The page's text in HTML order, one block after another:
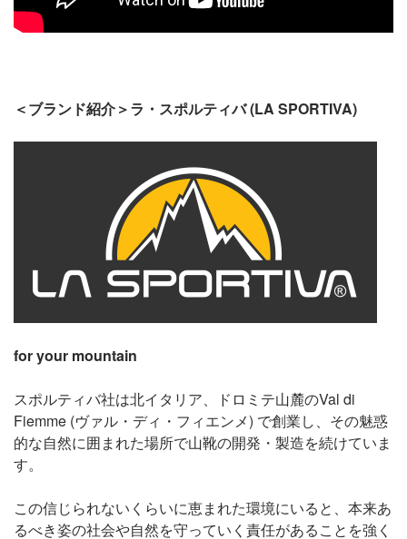
＜ブランド紹介＞ラ・スポルティバ (LA SPORTIVA)
for your mountain
スポルティバ社は北イタリア、ドロミテ山麓のVal di
Fiemme (ヴァル・ディ・フィエンメ) で創業し、その魅惑
的な自然に囲まれた場所で山靴の開発・製造を続けていま
す。
この信じられないくらいに恵まれた環境にいると、本来あ
るべき姿の社会や自然を守っていく責任があることを強く